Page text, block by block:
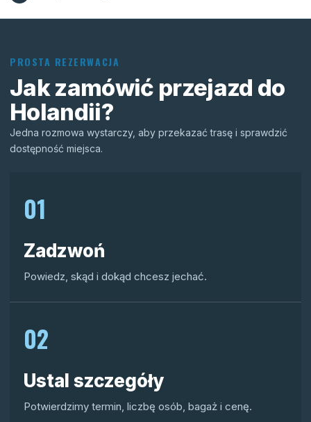
PROSTA REZERWACJA
Jak zamówić przejazd do
Holandii?
Jedna rozmowa wystarczy, aby przekazać trasę i sprawdzić
dostępność miejsca.
01
Zadzwoń
Powiedz, skąd i dokąd chcesz jechać.
02
Ustal szczegóły
Potwierdzimy termin, liczbę osób, bagaż i cenę.